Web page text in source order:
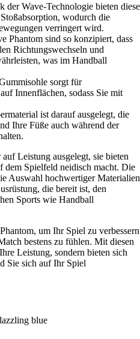
der Wave-Technologie bieten diese
wodurch die
verringert wird.
Phantom sind so konzipiert, dass
Richtungswechseln und
was im Handball
sorgt für
Innenflächen, sodass Sie mit
ist darauf ausgelegt, die
Ihre Füße auch während der
Leistung ausgelegt, sie bieten
dem Spielfeld neidisch macht. Die
Auswahl hochwertiger Materialien
die bereit ist, den
Sports wie Handball
um Ihr Spiel zu verbessern
bestens zu fühlen. Mit diesen
Leistung, sondern bieten sich
Sie sich auf Ihr Spiel
blue